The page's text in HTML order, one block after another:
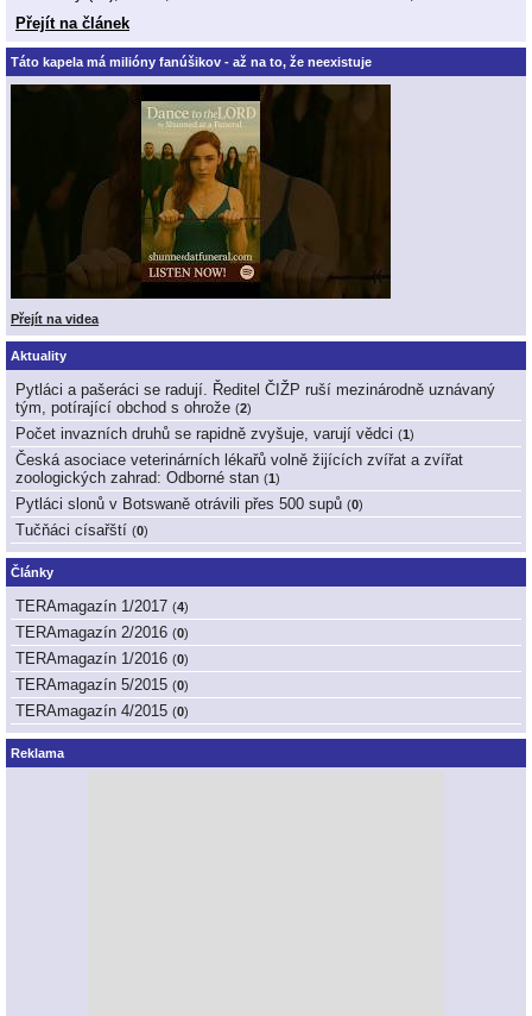
Přejít na článek
Táto kapela má milióny fanúšikov - až na to, že neexistuje
Přejít na videa
Aktuality
Pytláci a pašeráci se radují. Ředitel ČIŽP ruší mezinárodně uznávaný
tým, potírající obchod s ohrože (2)
Počet invazních druhů se rapidně zvyšuje, varují vědci (1)
Česká asociace veterinárních lékařů volně žijících zvířat a zvířat
zoologických zahrad: Odborné stan (1)
Pytláci slonů v Botswaně otrávili přes 500 supů (0)
Tučňáci císařští (0)
Články
TERAmagazín 1/2017 (4)
TERAmagazín 2/2016 (0)
TERAmagazín 1/2016 (0)
TERAmagazín 5/2015 (0)
TERAmagazín 4/2015 (0)
Reklama